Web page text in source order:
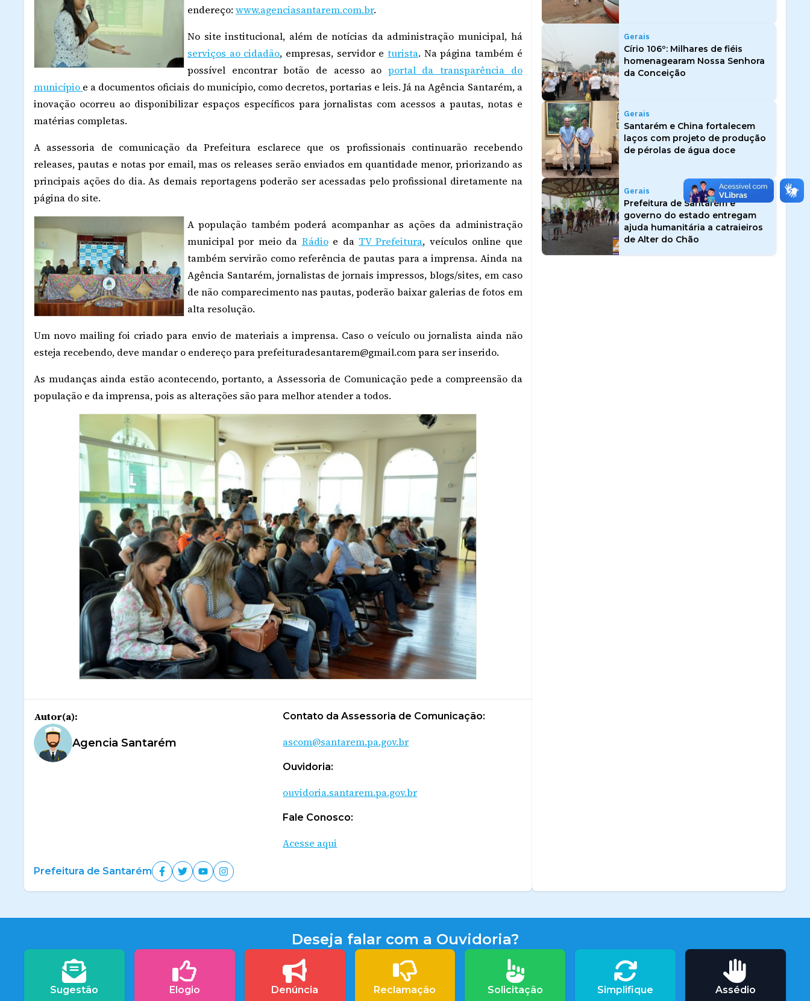
endereço: www.agenciasantarem.com.br.
No site institucional, além de notícias da administração municipal, há
serviços ao cidadão, empresas, servidor eturista. Na página também é
possível encontrar botão de acesso ao portal da transparência do
município e a documentos oficiais do município, como decretos, portarias e leis. Já na Agência Santarém, a
inovação ocorreu ao disponibilizar espaços específicos para jornalistas com acessos a pautas, notas e
matérias completas.
A assessoria de comunicação da Prefeitura esclarece que os profissionais continuarão recebendo
releases, pautas e notas por email, mas os releases serão enviados em quantidade menor, priorizando as
principais ações do dia. As demais reportagens poderão ser acessadas pelo profissional diretamente na
página do site.
A população também poderá acompanhar as ações da administração
municipal por meio da Rádioe da TV Prefeitura, veículos online que
também servirão como referência de pautas para a imprensa. Ainda na
Agência Santarém, jornalistas de jornais impressos, blogs/sites, em caso
de não comparecimento nas pautas, poderão baixar galerias de fotos em
alta resolução.
Um novo mailing foi criado para envio de materiais a imprensa. Caso o veículo ou jornalista ainda não
esteja recebendo, deve mandar o endereço para prefeituradesantarem@gmail.com para ser inserido.
As mudanças ainda estão acontecendo, portanto, a Assessoria de Comunicação pede a compreensão da
população e da imprensa, pois as alterações são para melhor atender a todos.
Autor(a):
Agencia Santarém
Contato da Assessoria de Comunicação:
ascom@santarem.pa.gov.br
Ouvidoria:
ouvidoria.santarem.pa.gov.br
Fale Conosco:
Acesse aqui
Prefeitura de Santarém
Gerais
Círio 106º: Milhares de fiéis
homenagearam Nossa Senhora
da Conceição
Gerais
Santarém e China fortalecem
laços com projeto de produção
de pérolas de água doce
Gerais
Prefeitura de Santarém e
governo do estado entregam
ajuda humanitária a catraieiros
de Alter do Chão
Deseja falar com a Ouvidoria?
Sugestão Elogio Denúncia Reclamação Solicitação Simplifique Assédio